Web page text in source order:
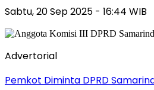
Sabtu, 20 Sep 2025 - 16:44 WIB
Advertorial
Pemkot Diminta DPRD